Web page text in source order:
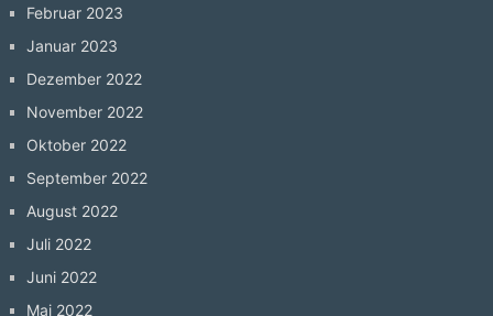
Februar 2023
Januar 2023
Dezember 2022
November 2022
Oktober 2022
September 2022
August 2022
Juli 2022
Juni 2022
Mai 2022